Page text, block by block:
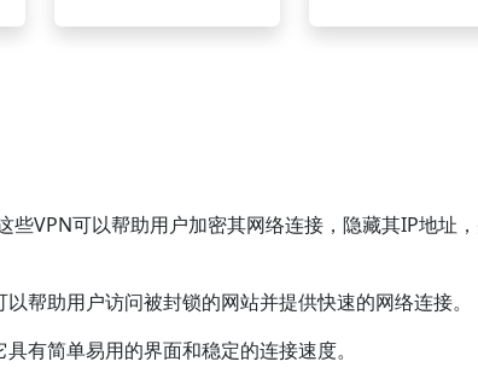
VPN可以帮助用户加密其网络连接，隐藏其IP地址
帮助用户访问被封锁的网站并提供快速的网络连接。
有简单易用的界面和稳定的连接速度。